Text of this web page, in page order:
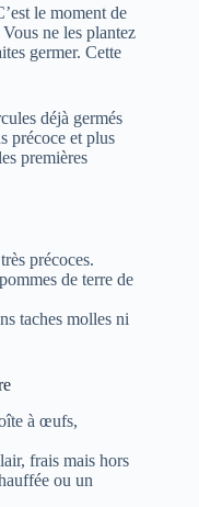
le moment de
Vous ne les plantez
germer. Cette
déjà germés
précoce et plus
premières
précoces.
de terre de
taches molles ni
à œufs,
frais mais hors
ou un